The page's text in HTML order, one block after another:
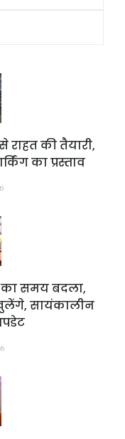
राहत की तैयारी,
का प्रस्ताव
का समय बदला,
सायंकालीन